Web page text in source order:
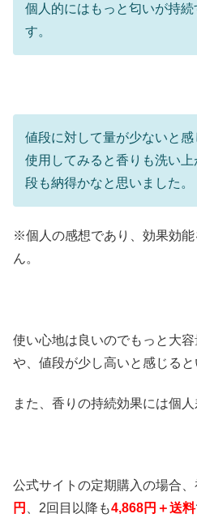
個人的にはもっと匂いが持
す。
値段に対して量が少ないと感
使用してみると香りも洗い
段も納得かなと思いました。
※個人の感想であり、効果効
ん。
使い心地は良いのでもっと大
や、値段が少し高いと感じると
また、香りの持続効果には個
公式サイトの定期購入の場合、
円
、2回目以降も4,868円＋送料